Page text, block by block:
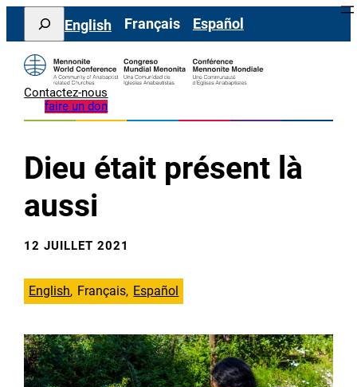
Aller
contenu
Search
English Français Español
Contactez-nous
faire un don
Dieu était présent là
aussi
12 JUILLET 2021
English Français Español